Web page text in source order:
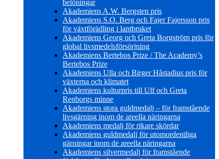
belöningar
Akademiens A.W. Bergsten pris
Akademiens S.O. Berg och Fajer Fajersson pris
för växtförädling i lantbruket
Akademiens Georg och Greta Borgström pris för
global livsmedelsförsörjning
Akademiens Bertebos Prize / The Academy’s
Bertebos Prize
Akademiens Ulla och Birger Håstadius pris för
växterna och klimatet
Akademiens kulturpris till Ulf och Greta
Renborgs minne
Akademiens stora guldmedalj – för framstående
livsgärning inom de areella näringarna
Akademiens medalj för rikare skördar
Akademiens guldmedalj för utomordentliga
gärningar inom de areella näringarna
Akademiens silvermedalj för framstående